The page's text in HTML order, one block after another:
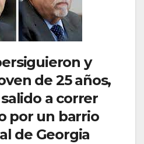
y
de 25 años,
a correr
por un barrio
de Georgia